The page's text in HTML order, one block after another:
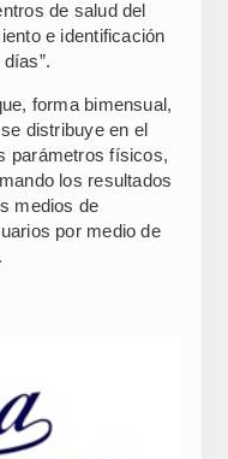
de salud del
e identificación
forma bimensual,
distribuye en el
parámetros físicos,
los resultados
medios de
por medio de